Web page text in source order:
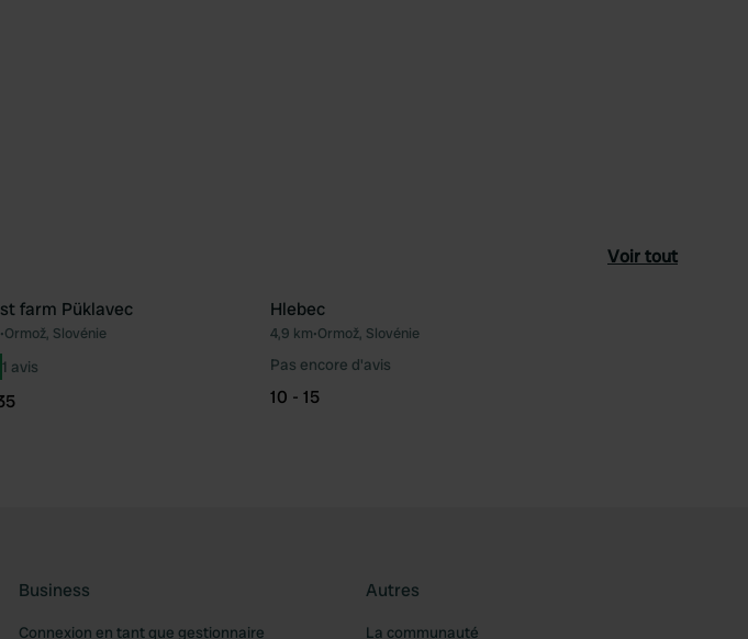
Voir tout
Préféré
farm Püklavec
•Ormož, Slovénie
1 avis
Hlebec
4,9 km•Ormož, Slovénie
Pas encore d'avis
10 - 15
Business
Connexion en tant que gestionnaire
Autres
La communauté